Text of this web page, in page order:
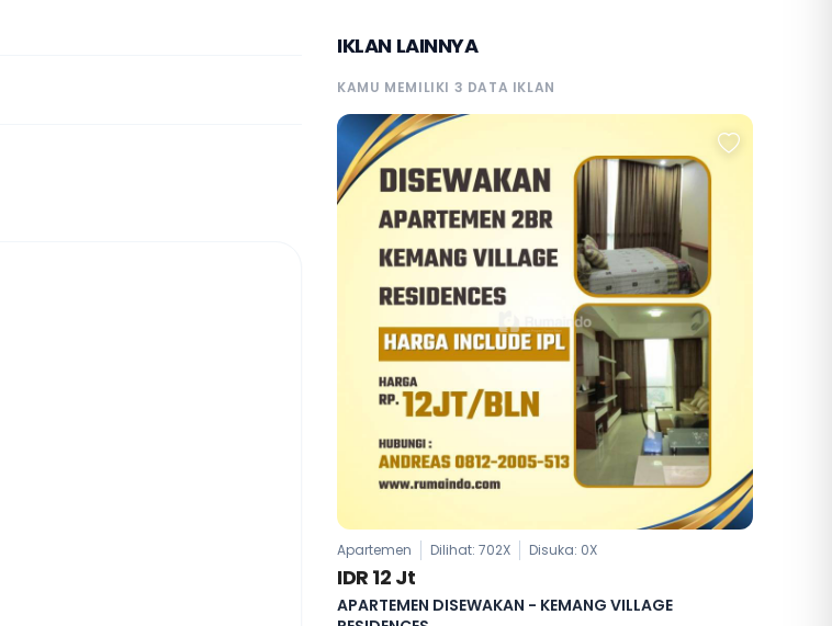
IKLAN LAINNYA
KAMU MEMILIKI 3 DATA IKLAN
Apartemen Dilihat: 702X Disuka: 0X
IDR 12 Jt
APARTEMEN DISEWAKAN - KEMANG VILLAGE